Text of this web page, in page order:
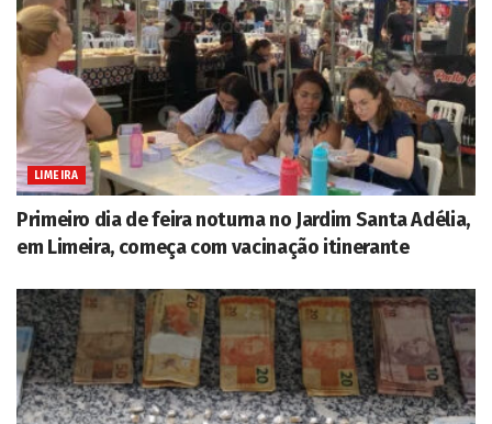
LIMEIRA
Primeiro dia de feira noturna no Jardim Santa Adélia,
em Limeira, começa com vacinação itinerante